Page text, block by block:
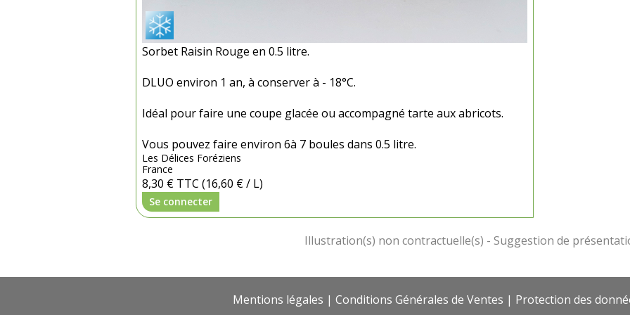
Sorbet Raisin Rouge en 0.5 litre.
DLUO environ 1 an, à conserver à - 18°C.
Idéal pour faire une coupe glacée ou accompagné tarte aux abricots.
Vous pouvez faire environ 6à 7 boules dans 0.5 litre.
Les Délices Foréziens
France
8,30 € TTC (16,60 € / L)
Se connecter
Mentions légales | Conditions Générales de Ventes | Protection des